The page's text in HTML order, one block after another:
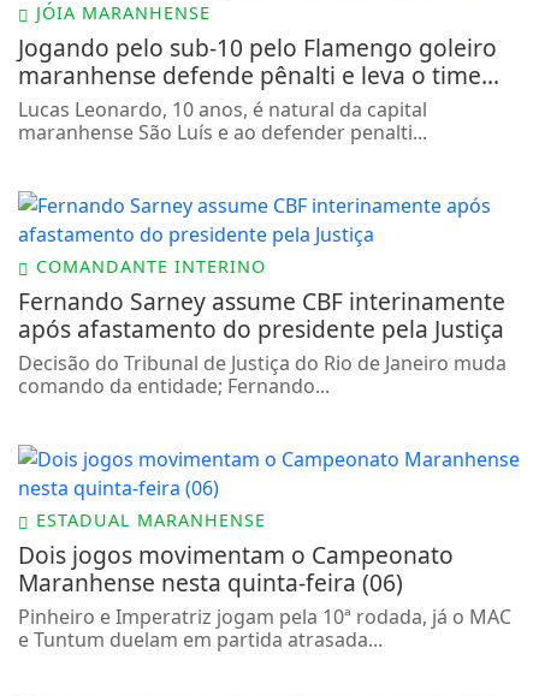
JÓIA MARANHENSE
Jogando pelo sub-10 pelo Flamengo goleiro
maranhense defende pênalti e leva o time...
Lucas Leonardo, 10 anos, é natural da capital
maranhense São Luís e ao defender penalti...
COMANDANTE INTERINO
Fernando Sarney assume CBF interinamente
após afastamento do presidente pela Justiça
Decisão do Tribunal de Justiça do Rio de Janeiro muda
comando da entidade; Fernando...
ESTADUAL MARANHENSE
Dois jogos movimentam o Campeonato
Maranhense nesta quinta-feira (06)
Pinheiro e Imperatriz jogam pela 10ª rodada, já o MAC
e Tuntum duelam em partida atrasada...